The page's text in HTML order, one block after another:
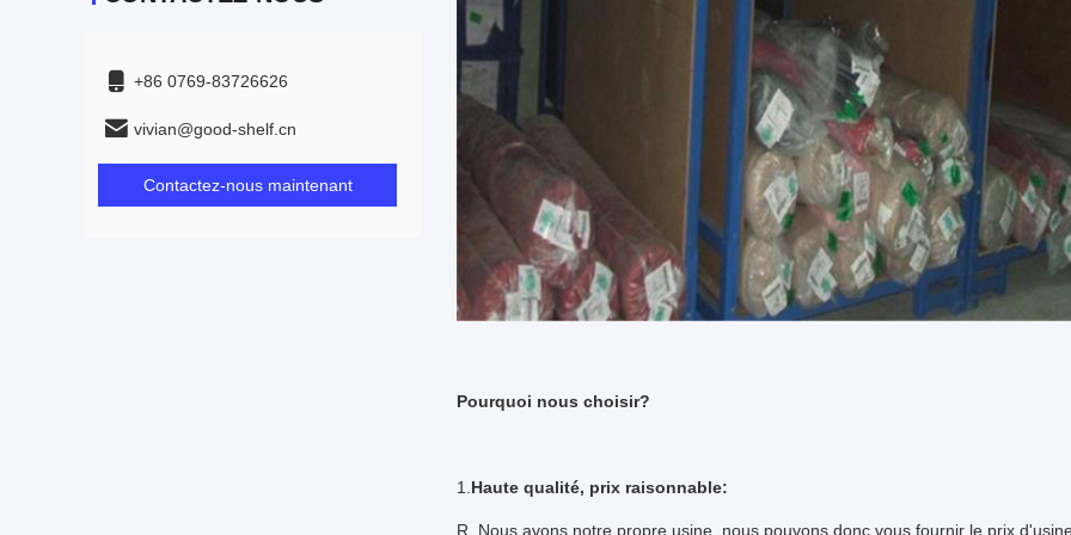
+86 0769-83726626
vivian@good-shelf.cn
Contactez-nous maintenant
Pourquoi nous choisir?
1. Haute qualité, prix raisonnable:
R. Nous avons notre propre usine, nous pouvons donc vous fournir le prix